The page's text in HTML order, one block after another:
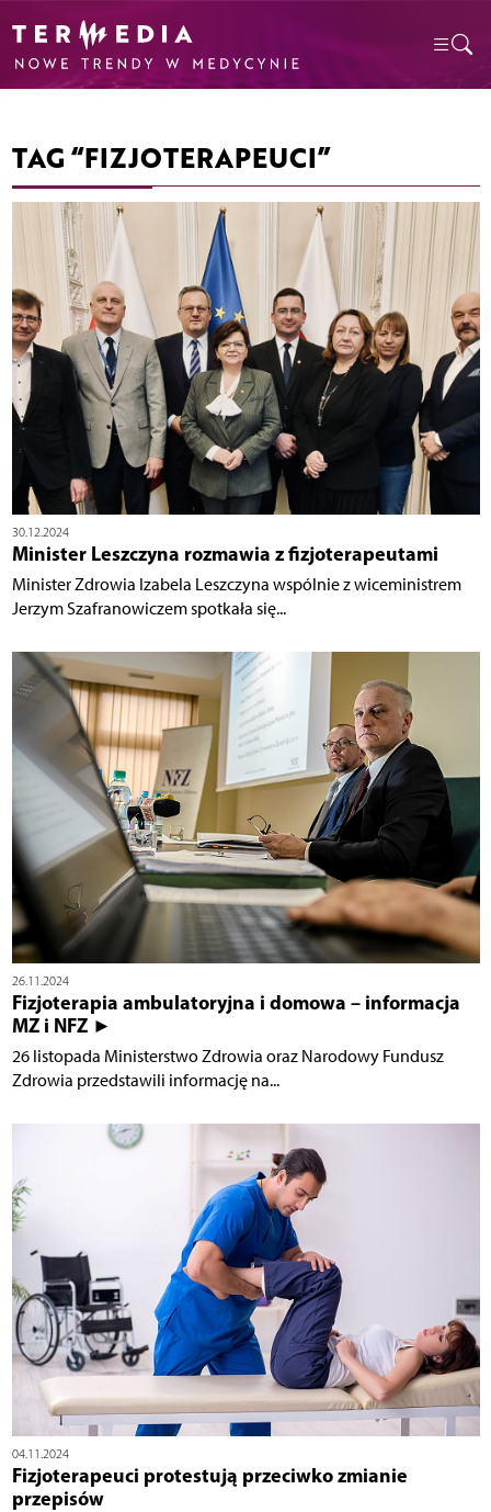
TAG “FIZJOTERAPEUCI”
30.12.2024
Minister Leszczyna rozmawia z fizjoterapeutami
Minister Zdrowia Izabela Leszczyna wspólnie z wiceministrem
Jerzym Szafranowiczem spotkała się...
26.11.2024
Fizjoterapia ambulatoryjna i domowa – informacja
MZ i NFZ ►
26 listopada Ministerstwo Zdrowia oraz Narodowy Fundusz
Zdrowia przedstawili informację na...
04.11.2024
Fizjoterapeuci protestują przeciwko zmianie
przepisów